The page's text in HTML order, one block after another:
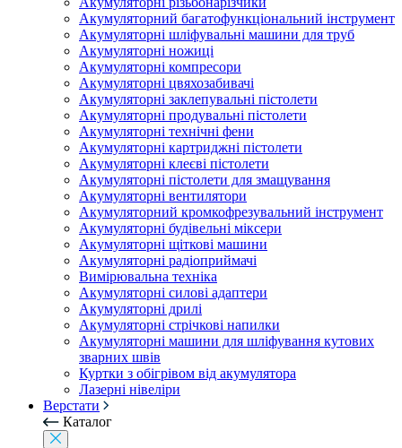
Акумуляторний багатофункціональний інструмент
Акумуляторні шліфувальні машини для труб
Акумуляторні ножиці
Акумуляторні компресори
Акумуляторні цвяхозабивачі
Акумуляторні заклепувальні пістолети
Акумуляторні продувальні пістолети
Акумуляторні технічні фени
Акумуляторні картриджні пістолети
Акумуляторні клеєві пістолети
Акумуляторні пістолети для змащування
Акумуляторні вентилятори
Акумуляторний кромкофрезувальний інструмент
Акумуляторні будівельні міксери
Акумуляторні щіткові машини
Акумуляторні радіоприймачі
Вимірювальна техніка
Акумуляторні силові адаптери
Акумуляторні дрилі
Акумуляторні стрічкові напилки
Акумуляторні машини для шліфування кутових
зварних швів
Куртки з обігрівом від акумулятора
Лазерні нівеліри
Верстати
Каталог